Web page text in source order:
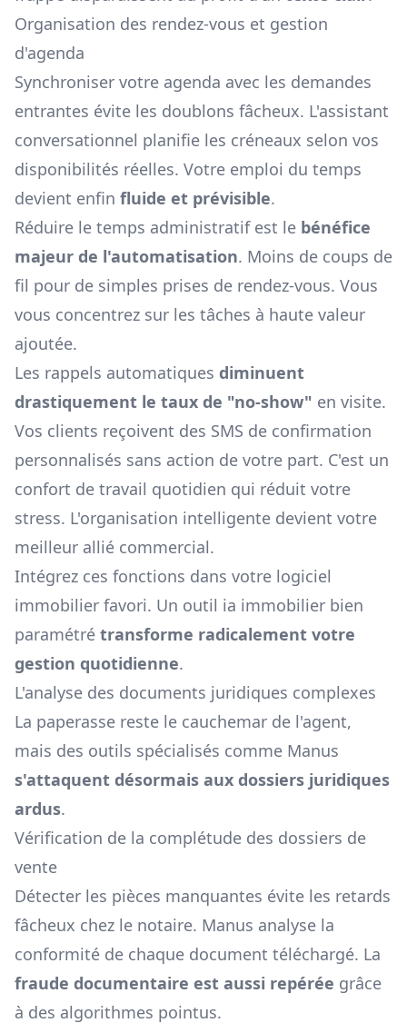
Organisation des rendez-vous et gestion
d'agenda
Synchroniser votre agenda avec les demandes
entrantes évite les doublons fâcheux. L'assistant
conversationnel planifie les créneaux selon vos
disponibilités réelles. Votre emploi du temps
devient enfin fluide et prévisible.
Réduire le temps administratif est le bénéfice
majeur de l'automatisation. Moins de coups de
fil pour de simples prises de rendez-vous. Vous
vous concentrez sur les tâches à haute valeur
ajoutée.
Les rappels automatiques diminuent
drastiquement le taux de "no-show" en visite.
Vos clients reçoivent des SMS de confirmation
personnalisés sans action de votre part. C'est un
confort de travail quotidien qui réduit votre
stress. L'organisation intelligente devient votre
meilleur allié commercial.
Intégrez ces fonctions dans votre logiciel
immobilier favori. Un outil ia immobilier bien
paramétré transforme radicalement votre
gestion quotidienne.
L'analyse des documents juridiques complexes
La paperasse reste le cauchemar de l'agent,
mais des outils spécialisés comme Manus
s'attaquent désormais aux dossiers juridiques
ardus.
Vérification de la complétude des dossiers de
vente
Détecter les pièces manquantes évite les retards
fâcheux chez le notaire. Manus analyse la
conformité de chaque document téléchargé. La
fraude documentaire est aussi repérée grâce
à des algorithmes pointus.